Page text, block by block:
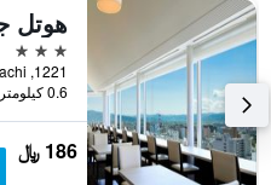
3 نجوم
0.6 كيلومتر عن وسط المدينة
186 ﷼